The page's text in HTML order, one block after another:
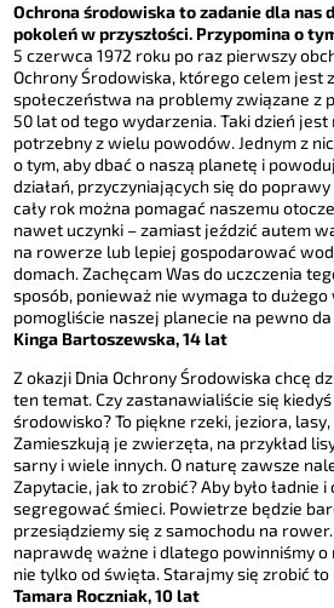
Ochrona środowiska to zadanie dla nas
pokoleń w przyszłości. Przypomina o
5 czerwca 1972 roku po raz pierwszy
Ochrony Środowiska, którego celem jest
społeczeństwa na problemy związane z
50 lat od tego wydarzenia. Taki dzień
potrzebny z wielu powodów. Jednym z
o tym, aby dbać o naszą planetę i
działań, przyczyniających się do
cały rok można pomagać naszemu
nawet uczynki – zamiast jeździć autem
na rowerze lub lepiej gospodarować
domach. Zachęcam Was do uczczenia
sposób, ponieważ nie wymaga to dużego
pomogliście naszej planecie na pewno
Kinga Bartoszewska, 14 lat
Z okazji Dnia Ochrony Środowiska chcę
ten temat. Czy zastanawialiście się
środowisko? To piękne rzeki, jeziora,
Zamieszkują je zwierzęta, na przykład
sarny i wiele innych. O naturę zawsze
Zapytacie, jak to zrobić? Aby było ładnie
segregować śmieci. Powietrze będzie
przesiądziemy się z samochodu na
naprawdę ważne i dlatego powinniśmy o
nie tylko od święta. Starajmy się zrobić to
Tamara Roczniak, 10 lat